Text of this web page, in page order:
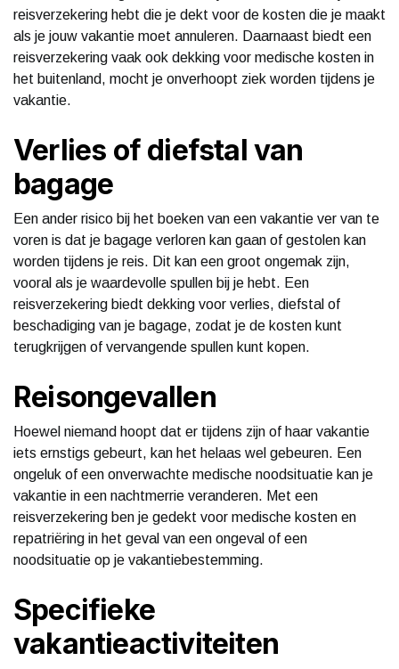
reisverzekering hebt die je dekt voor de kosten die je maakt
als je jouw vakantie moet annuleren. Daarnaast biedt een
reisverzekering vaak ook dekking voor medische kosten in
het buitenland, mocht je onverhoopt ziek worden tijdens je
vakantie.
Verlies of diefstal van
bagage
Een ander risico bij het boeken van een vakantie ver van te
voren is dat je bagage verloren kan gaan of gestolen kan
worden tijdens je reis. Dit kan een groot ongemak zijn,
vooral als je waardevolle spullen bij je hebt. Een
reisverzekering biedt dekking voor verlies, diefstal of
beschadiging van je bagage, zodat je de kosten kunt
terugkrijgen of vervangende spullen kunt kopen.
Reisongevallen
Hoewel niemand hoopt dat er tijdens zijn of haar vakantie
iets ernstigs gebeurt, kan het helaas wel gebeuren. Een
ongeluk of een onverwachte medische noodsituatie kan je
vakantie in een nachtmerrie veranderen. Met een
reisverzekering ben je gedekt voor medische kosten en
repatriëring in het geval van een ongeval of een
noodsituatie op je vakantiebestemming.
Specifieke
vakantieactiviteiten